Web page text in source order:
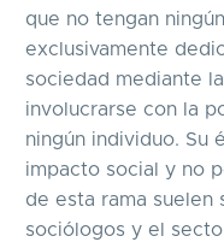
que no tengan
exclusivamente
sociedad mediante
involucrarse con la
ningún individuo. Su
impacto social y no
de esta rama suelen
sociólogos y el